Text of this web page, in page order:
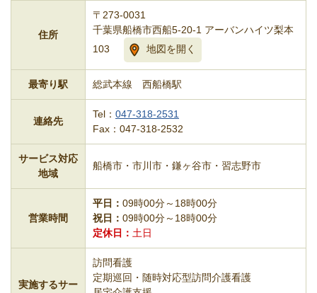
住所
〒273-0031
千葉県船橋市西船5-20-1 アーバンハイツ梨本
103
地図を開く
最寄り駅 総武本線 西船橋駅
連絡先
Tel： 047-318-2531
Fax：047-318-2532
サービス対応
地域
船橋市・市川市・鎌ヶ谷市・習志野市
営業時間
平日
09時00分～18時00分
祝日
09時00分～18時00分
定休日
土日
実施するサー
訪問看護
定期巡回・随時対応型訪問介護看護